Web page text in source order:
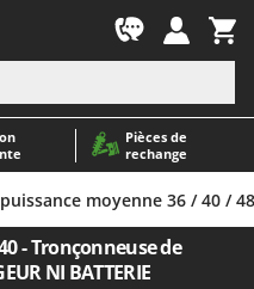
Pièces de
rechange
tondeuses autoportés
gazon
terre pour tracteur
moyenne 36 / 40 /
- Tronçonneuse de
NI BATTERIE